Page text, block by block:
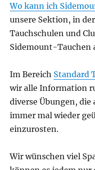
Wo kann ich
unsere Sektion, in
Tauchschulen und
Sidemount-Tauchen
Im Bereich Standard
wir alle Information
diverse Übungen, die
immer mal wieder
einzurosten.
Wir wünschen viel